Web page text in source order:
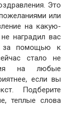
Это
или
на какую-
наградил вас
за помощью к
стало не
на любые
если вы
Подберите
теплые слова